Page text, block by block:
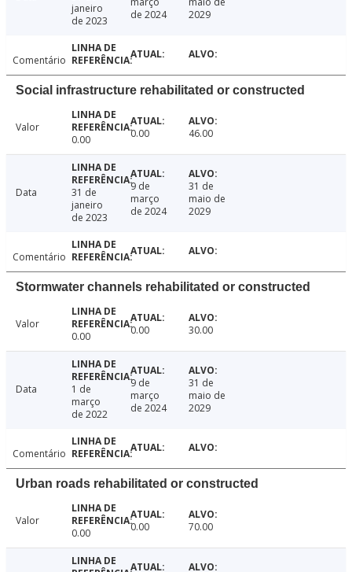
janeiro
de 2023
de 2024
2029
Comentário
Social infrastructure rehabilitated or constructed
Valor
0.00
0.00 46.00
Data
31 de
janeiro
de 2023
9 de
março
de 2024
31 de
maio de
2029
Comentário
Stormwater channels rehabilitated or constructed
Valor
0.00
0.00 30.00
Data
1 de
março
de 2022
9 de
março
de 2024
31 de
maio de
2029
Comentário
Urban roads rehabilitated or constructed
Valor
0.00
0.00 70.00